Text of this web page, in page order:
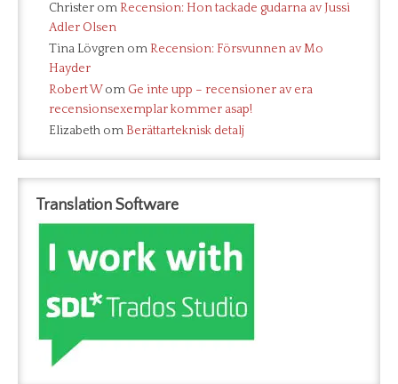
Christer om Recension: Hon tackade gudarna av Jussi
Adler Olsen
Tina Lövgren om Recension: Försvunnen av Mo
Hayder
Robert Wom Ge inte upp – recensioner av era
recensionsexemplar kommer asap!
Elizabeth om Berättarteknisk detalj
Translation Software